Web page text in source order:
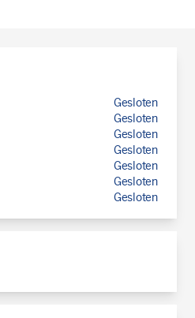
Gesloten
Gesloten
Gesloten
Gesloten
Gesloten
Gesloten
Gesloten